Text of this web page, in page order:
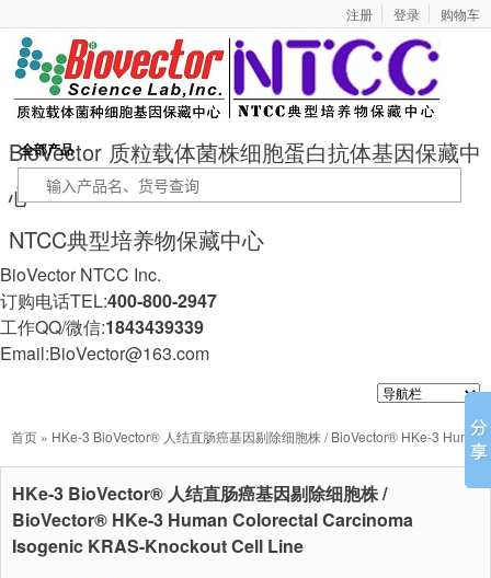
注册 登录 购物车
BioVector 质粒载体菌株细胞蛋白抗体基因保藏中
心
NTCC典型培养物保藏中心
全部产品
BioVector NTCC Inc.
订购电话TEL:400-800-2947
工作QQ/微信:1843439339
Email:BioVector@163.com
首页 » HKe-3 BioVector® 人结直肠癌基因剔除细胞株 / BioVector® HKe-3 Human
Colorectal Carcinoma Isogenic KRAS-Knockout Cell Line
HKe-3 BioVector® 人结直肠癌基因剔除细胞株 /
BioVector® HKe-3 Human Colorectal Carcinoma
Isogenic KRAS-Knockout Cell Line